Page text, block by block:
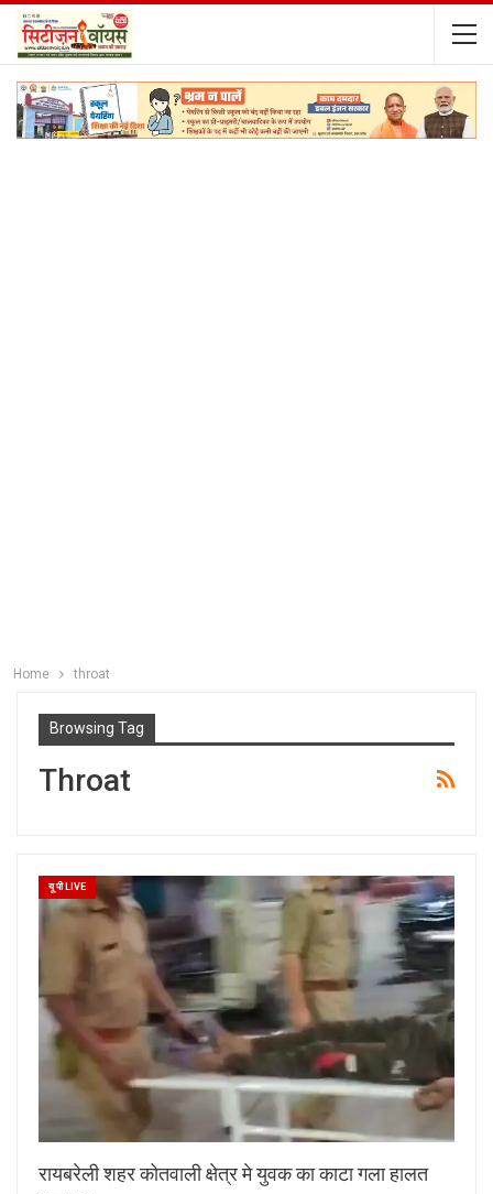
Home throat
Browsing Tag
Throat
यू पी LIVE
रायबरेली शहर कोतवाली क्षेत्र मे युवक का काटा गला हालत